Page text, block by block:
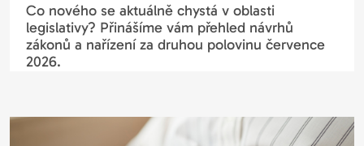
Co nového se aktuálně chystá v oblasti
legislativy? Přinášíme vám přehled návrhů
zákonů a nařízení za druhou polovinu července
2026.